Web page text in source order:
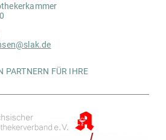
PARTNERN FÜR IHRE